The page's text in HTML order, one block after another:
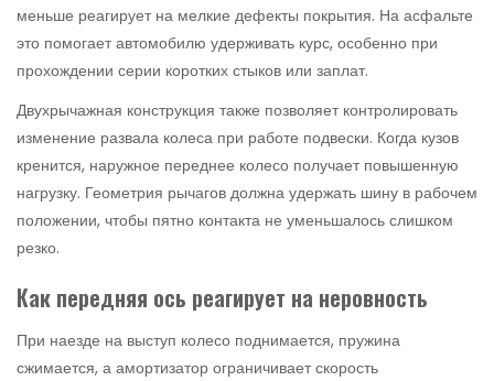
меньше реагирует на мелкие дефекты покрытия. На асфальте
это помогает автомобилю удерживать курс, особенно при
прохождении серии коротких стыков или заплат.
Двухрычажная конструкция также позволяет контролировать
изменение развала колеса при работе подвески. Когда кузов
кренится, наружное переднее колесо получает повышенную
нагрузку. Геометрия рычагов должна удержать шину в рабочем
положении, чтобы пятно контакта не уменьшалось слишком
резко.
Как передняя ось реагирует на неровность
При наезде на выступ колесо поднимается, пружина
сжимается, а амортизатор ограничивает скорость